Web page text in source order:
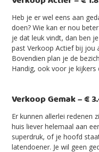
Heb je er wel eens aan
doen? Wie kan er nou
je dat leuk vindt, dan ben
past Verkoop Actief bij jou
Bovendien plan je de
Handig, ook voor je kijkers
Verkoop Gemak – €
Er kunnen allerlei redenen
huis liever helemaal aan
superdruk, of je hoofd
latendoener. Je wil geen